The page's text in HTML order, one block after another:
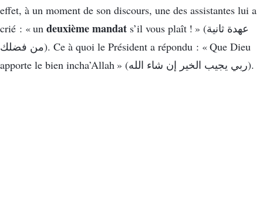
effet, à un moment de son discours, une des assistantes lui a
crié : « un deuxième mandat s’il vous plaît ! » (عهدة ثانية
من فضلك). Ce à quoi le Président a répondu : « Que Dieu
apporte le bien incha’Allah » (ربي يجيب الخير إن شاء الله).